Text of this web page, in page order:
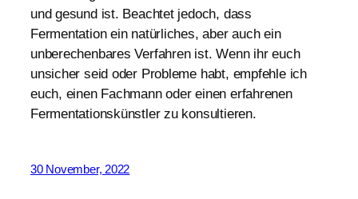
und gesund ist. Beachtet jedoch, dass
Fermentation ein natürliches, aber auch ein
unberechenbares Verfahren ist. Wenn ihr euch
unsicher seid oder Probleme habt, empfehle ich
euch, einen Fachmann oder einen erfahrenen
Fermentationskünstler zu konsultieren.
30 November, 2022